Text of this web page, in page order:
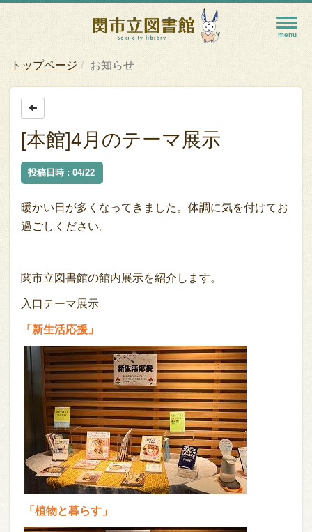
トップページ お知らせ
[本館]4月のテーマ展示
投稿日時 : 04/22
暖かい日が多くなってきました。体調に気を付けてお
過ごしください。
関市立図書館の館内展示を紹介します。
入口テーマ展示
「新生活応援」
「植物と暮らす」